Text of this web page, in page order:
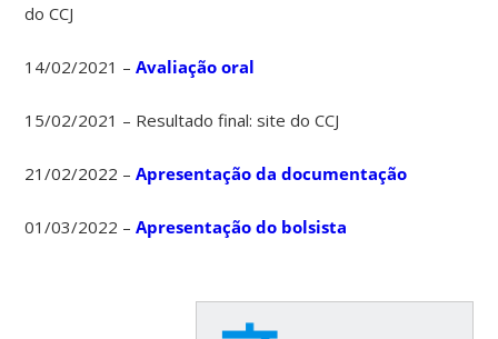
do CCJ
14/02/2021 –Avaliação oral
15/02/2021 – Resultado final: site do CCJ
21/02/2022 –Apresentação da documentação
01/03/2022 –Apresentação do bolsista